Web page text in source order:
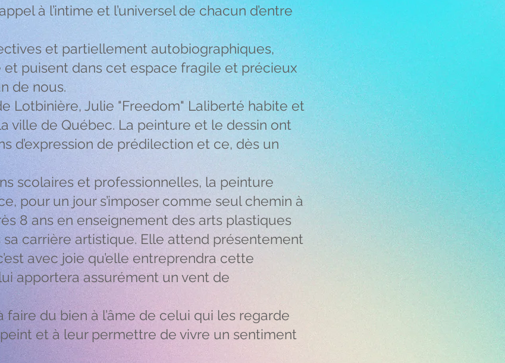
à l’intime et l’universel de chacun d’entre
et partiellement autobiographiques,
puisent dans cet espace fragile et précieux
de nous.
Lotbinière, Julie "Freedom" Laliberté habite et
ville de Québec. La peinture et le dessin ont
d’expression de prédilection et ce, dès un
scolaires et professionnelles, la peinture
pour un jour s’imposer comme seul chemin à
8 ans en enseignement des arts plastiques
sa carrière artistique. Elle attend présentement
avec joie qu’elle entreprendra cette
apportera assurément un vent de
du bien à l’âme de celui qui les regarde
et à leur permettre de vivre un sentiment